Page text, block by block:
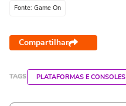
Fonte: Game On
Compartilhar
TAGS PLATAFORMAS E CONSOLES